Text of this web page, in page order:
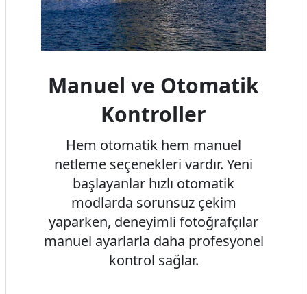
Manuel ve Otomatik
Kontroller
Hem otomatik hem manuel
netleme seçenekleri vardır. Yeni
başlayanlar hızlı otomatik
modlarda sorunsuz çekim
yaparken, deneyimli fotoğrafçılar
manuel ayarlarla daha profesyonel
kontrol sağlar.